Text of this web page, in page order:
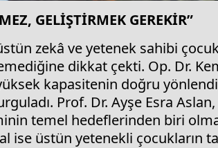
GELİŞTİRMEK GEREKİR”
zekâ ve yetenek sahibi
dikkat çekti. Op. Dr.
kapasitenin doğru
Prof. Dr. Ayşe Esra
temel hedeflerinden biri
ise üstün yetenekli çocukların